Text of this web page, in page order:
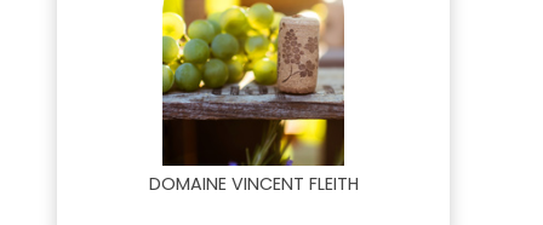
DOMAINE VINCENT FLEITH